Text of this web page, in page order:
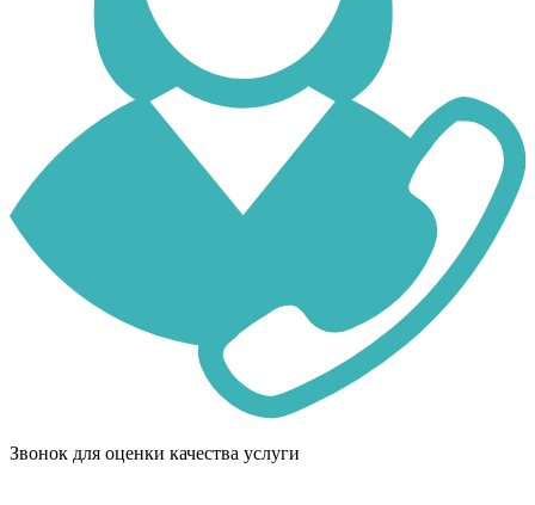
Звонок для оценки качества услуги